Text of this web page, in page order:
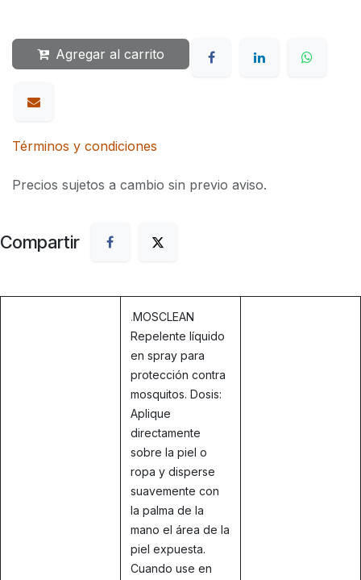
Agregar al carrito
Términos y condiciones
Precios sujetos a cambio sin previo aviso.
Compartir
.MOSCLEAN
Repelente líquido
en spray para
protección contra
mosquitos. Dosis:
Aplique
directamente
sobre la piel o
ropa y disperse
suavemente con
la palma de la
mano el área de la
piel expuesta.
Cuando use en